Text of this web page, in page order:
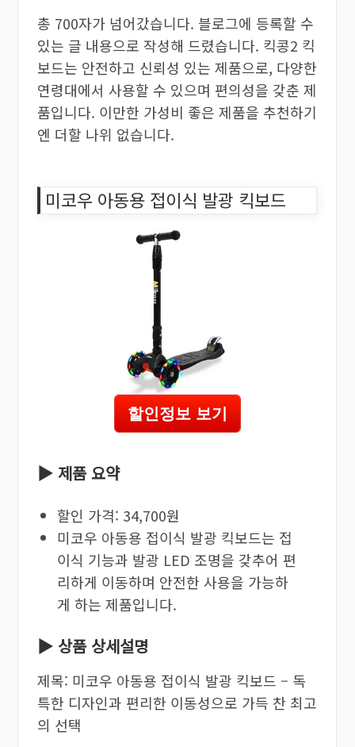
총 700자가 넘어갔습니다. 블로그에 등록할 수
있는 글 내용으로 작성해 드렸습니다. 킥콩2 킥
보드는 안전하고 신뢰성 있는 제품으로, 다양한
연령대에서 사용할 수 있으며 편의성을 갖춘 제
품입니다. 이만한 가성비 좋은 제품을 추천하기
엔 더할 나위 없습니다.
미코우 아동용 접이식 발광 킥보드
할인정보 보기
▶ 제품 요약
할인 가격: 34,700원
미코우 아동용 접이식 발광 킥보드는 접
이식 기능과 발광 LED 조명을 갖추어 편
리하게 이동하며 안전한 사용을 가능하
게 하는 제품입니다.
▶ 상품 상세설명
제목: 미코우 아동용 접이식 발광 킥보드 – 독
특한 디자인과 편리한 이동성으로 가득 찬 최고
의 선택